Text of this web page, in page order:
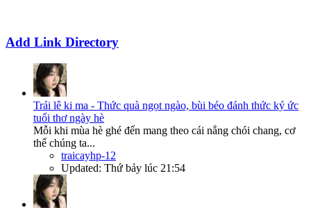
Add Link Directory
Trái lê ki ma - Thức quà ngọt ngào, bùi béo đánh thức ký ức
tuổi thơ ngày hè
Mỗi khi mùa hè ghé đến mang theo cái nắng chói chang, cơ
thể chúng ta...
traicayhp-12
Updated: Thứ bảy lúc 21:54